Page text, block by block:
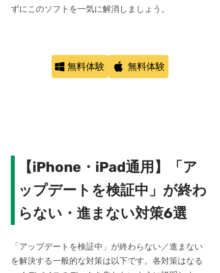
ずにこのソフトを一気に解消しましょう。
無料体験 無料体験
【iPhone・iPad通用】「ア
ップデートを検証中」が終わ
らない・進まない対策6選
「アップデートを検証中」が終わらない／進まない
を解決する一般的な対策は以下です。各対策はなる